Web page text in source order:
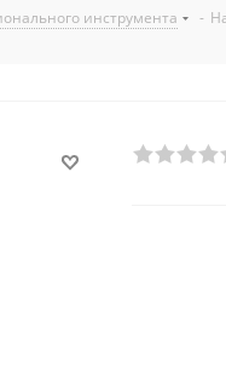
инструмента -